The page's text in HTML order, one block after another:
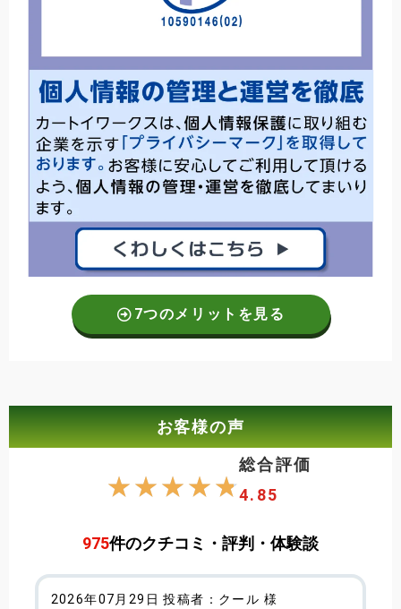
7つのメリットを見る
お客様の声
☆☆☆☆☆
総合評価
4.85
975件のクチコミ・評判・体験談
2026年07月29日 投稿者：クール 様